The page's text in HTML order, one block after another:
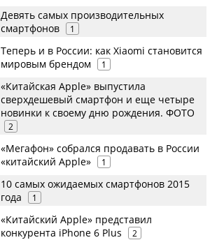
Девять самых производительных
смартфонов
1
Теперь и в России: как Xiaomi становится
мировым брендом
1
«Китайская Apple» выпустила
сверхдешевый смартфон и еще четыре
новинки к своему дню рождения. ФОТО
2
«Мегафон» собрался продавать в России
«китайский Apple»
1
10 самых ожидаемых смартфонов 2015
года
1
«Китайский Apple» представил
конкурента iPhone 6 Plus
2